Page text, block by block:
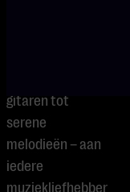
gitaren tot
serene
melodieën – aan
iedere
muziekliefhebber